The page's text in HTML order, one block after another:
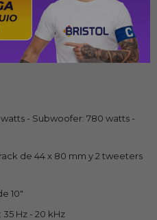
todas las
audio 3D de
- Subwoofer: 780 watts -
de 44 x 80 mm y 2 tweeters
10"
Hz - 20 kHz